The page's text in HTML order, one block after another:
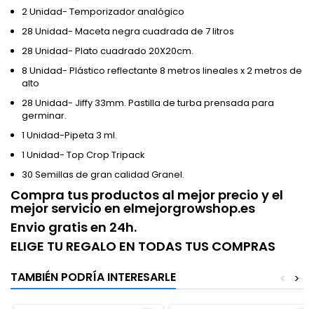
2 Unidad- Temporizador analógico
28 Unidad- Maceta negra cuadrada de 7 litros
28 Unidad- Plato cuadrado 20X20cm.
8 Unidad- Plástico reflectante 8 metros lineales x 2 metros de
alto
28 Unidad- Jiffy 33mm. Pastilla de turba prensada para
germinar.
1 Unidad-Pipeta 3 ml.
1 Unidad- Top Crop Tripack
30 Semillas de gran calidad Granel.
Compra tus productos al mejor precio y el
mejor servicio en elmejorgrowshop.es
Envio gratis en 24h.
ELIGE TU REGALO EN TODAS TUS COMPRAS
TAMBIÉN PODRÍA INTERESARLE >
<